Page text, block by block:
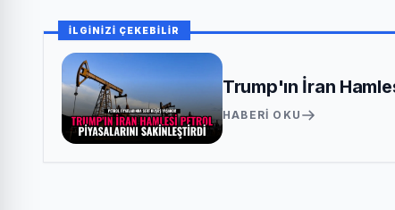
İLGİNİZİ ÇEKEBİLİR
Trump'ın İran
HABERI OKU